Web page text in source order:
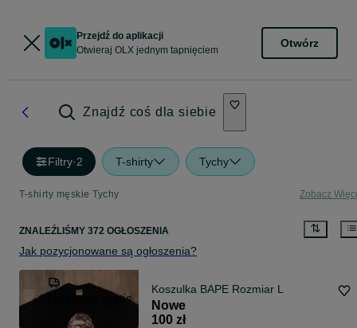
Przejdź do aplikacji
Otwieraj OLX jednym tapnięciem
Otwórz
Znajdź coś dla siebie
Filtry·2 T-shirty Tychy
T-shirty męskie Tychy Zobacz
ZNALEŹLIŚMY 372 OGŁOSZENIA
Jak pozycjonowane są ogłoszenia?
Dostawa gratis
Koszulka BAPE Rozmiar L
Nowe
100 zł